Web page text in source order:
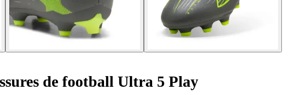
de football Ultra 5 Play